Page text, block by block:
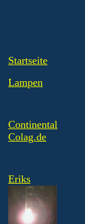
Startseite
Lampen
Continental
Colag.de
Eriks